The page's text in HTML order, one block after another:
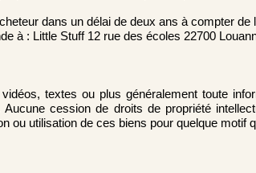
dans un délai de deux ans à compter
à : Little Stuff 12 rue des écoles 22700
textes ou plus généralement toute
cession de droits de propriété
ou utilisation de ces biens pour quelque motif